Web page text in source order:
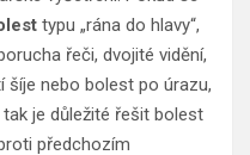
typu „rána do hlavy“,
řeči, dvojité vidění,
nebo bolest po úrazu,
je důležité řešit bolest
předchozím